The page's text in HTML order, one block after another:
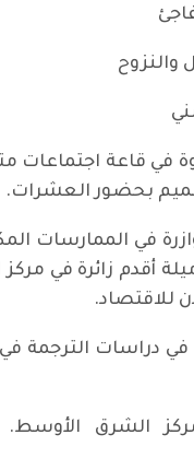
والنزوح
في قاعة
بحضور العشرات.
في الممارسات
أقدم زائرة في
للاقتصاد.
دراسات الترجمة
الشرق الأوسط.